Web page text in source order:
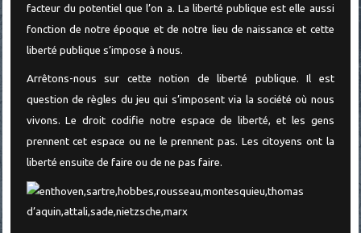
facteur du potentiel que l’on a. La liberté publique est elle aussi
fonction de notre époque et de notre lieu de naissance et cette
liberté publique s’impose à nous.
Arrêtons-nous sur cette notion de liberté publique. Il est
question de règles du jeu qui s’imposent via la société où nous
vivons. Le droit codifie notre espace de liberté, et les gens
prennent cet espace ou ne le prennent pas. Les citoyens ont la
liberté ensuite de faire ou de ne pas faire.